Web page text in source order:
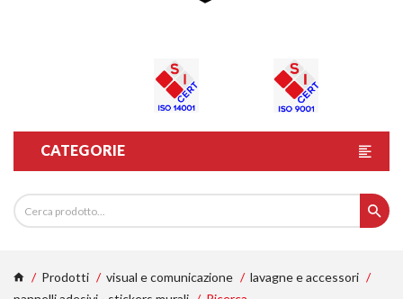
CATEGORIE
Prodotti visual e comunicazione
lavagne e accessori